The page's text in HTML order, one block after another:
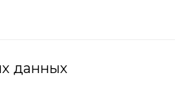
данных